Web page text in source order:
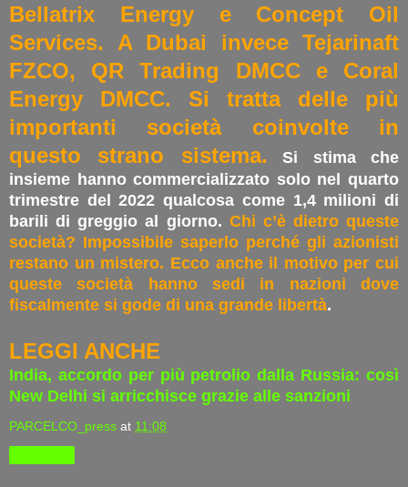
Bellatrix Energy e Concept Oil
Services. A Dubai invece Tejarinaft
FZCO, QR Trading DMCC e Coral
Energy DMCC. Si tratta delle più
importanti società coinvolte in
questo strano sistema. Si stima che
insieme hanno commercializzato solo nel quarto
trimestre del 2022 qualcosa come 1,4 milioni di
barili di greggio al giorno. Chi c’è dietro queste
società? Impossibile saperlo perché gli azionisti
restano un mistero. Ecco anche il motivo per cui
queste società hanno sedi in nazioni dove
fiscalmente si gode di una grande libertà.
LEGGI ANCHE
India, accordo per più petrolio dalla Russia: così
New Delhi si arricchisce grazie alle sanzioni
PARCELCO_press at 11:08